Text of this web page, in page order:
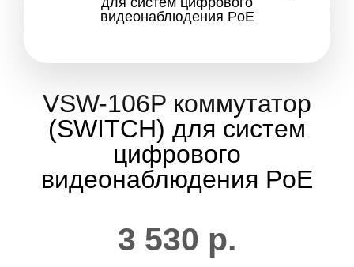
VSW-106P коммутатор
(SWITCH) для систем
цифрового
видеонаблюдения PoE
3 530 р.